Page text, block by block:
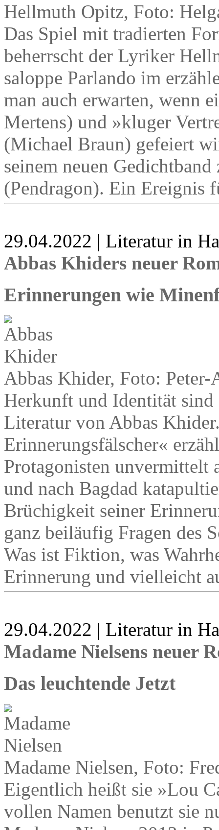
Hellmuth Opitz, Foto:
Das Spiel mit tradierten
beherrscht der Lyriker
saloppe Parlando im
man auch erwarten, wenn
Mertens) und »kluger
(Michael Braun) gefeiert
seinem neuen
(Pendragon). Ein Ereignis
29.04.2022 | Literatur in
Abbas Khiders neuer
Erinnerungen wie
Abbas Khider, Foto: Peter-
Herkunft und Identität sind
Literatur von Abbas
Erinnerungsfälscher«
Protagonisten unvermittelt
und nach Bagdad
Brüchigkeit seiner
ganz beiläufig Fragen des
Was ist Fiktion, was
Erinnerung und vielleicht
29.04.2022 | Literatur in
Madame Nielsens neuer
Das leuchtende Jetzt
Madame Nielsen, Foto:
Eigentlich heißt sie »Lou
vollen Namen benutzt sie